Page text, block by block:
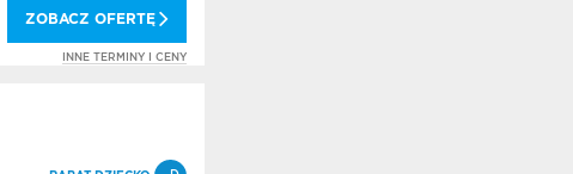
ZOBACZ OFERTĘ
INNE TERMINY I CENY